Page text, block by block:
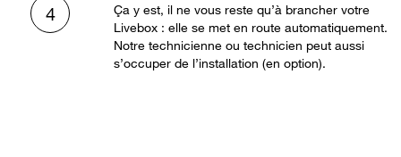
4
Ça y est, il ne vous reste qu’à brancher votre
Livebox : elle se met en route automatiquement.
Notre technicienne ou technicien peut aussi
s’occuper de l’installation (en option).